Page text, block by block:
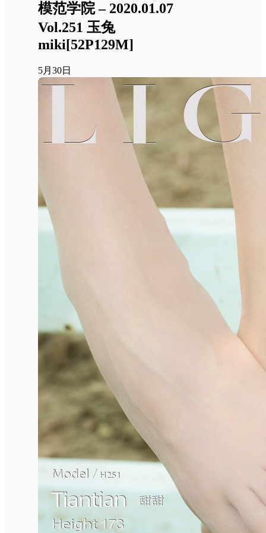
模范学院 – 2020.01.07
Vol.251 玉兔
miki[52P129M]
5月30日